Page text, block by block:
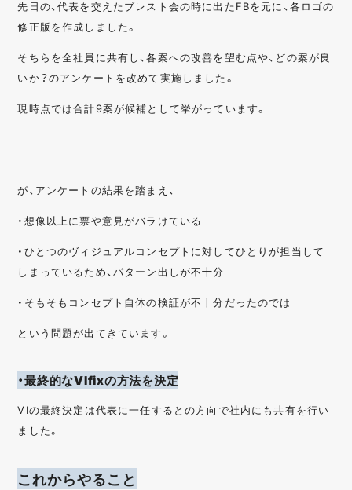
先日の、代表を交えたブレスト会の時に出たFBを元に、各ロゴの
修正版を作成しました。
そちらを全社員に共有し、各案への改善を望む点や、どの案が良
いか？のアンケートを改めて実施しました。
現時点では合計9案が候補として挙がっています。
が、アンケートの結果を踏まえ、
・想像以上に票や意見がバラけている
・ひとつのヴィジュアルコンセプトに対してひとりが担当して
しまっているため、パターン出しが不十分
・そもそもコンセプト自体の検証が不十分だったのでは
という問題が出てきています。
・最終的なVIfixの方法を決定
VIの最終決定は代表に一任するとの方向で社内にも共有を行い
ました。
これからやること